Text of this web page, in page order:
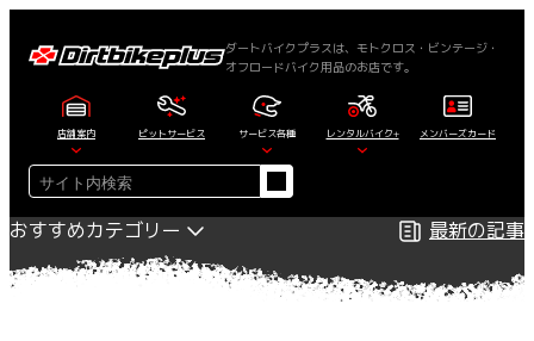
ダートバイクプラスは、モトクロス・ビンテージ・
オフロードバイク用品のお店です。
店舗案内 ピットサービス サービス各種 レンタルバイク+ メンバーズカード
検
索
おすすめカテゴリー
最新の記事